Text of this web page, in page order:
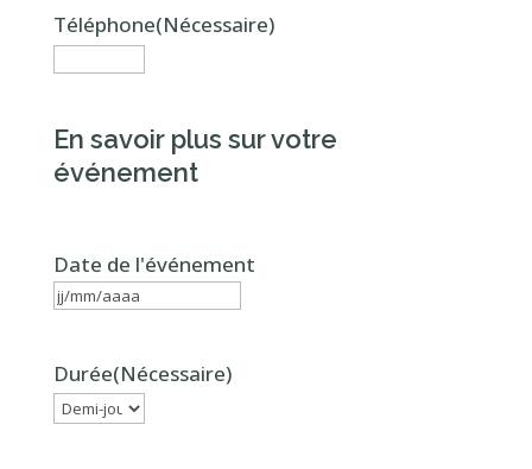
Téléphone(Nécessaire)
En savoir plus sur votre
événement
Date de l'événement
JJ
MM
slash
Durée(Nécessaire)